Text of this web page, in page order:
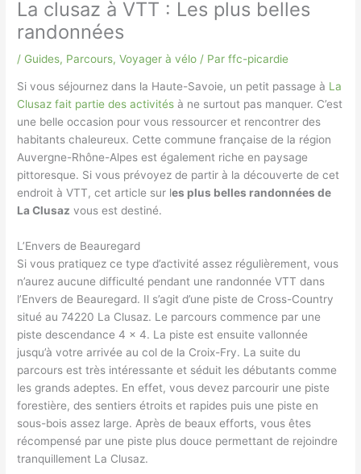
La clusaz à VTT : Les plus belles
randonnées
/ Guides, Parcours,Voyager à vélo / Parffc-picardie
Si vous séjournez dans la Haute-Savoie, un petit passage à La
Clusaz fait partie des activités à ne surtout pas manquer. C’est
une belle occasion pour vous ressourcer et rencontrer des
habitants chaleureux. Cette commune française de la région
Auvergne-Rhône-Alpes est également riche en paysage
pittoresque. Si vous prévoyez de partir à la découverte de cet
endroit à VTT, cet article sur les plus belles randonnées de
La Clusaz vous est destiné.
L’Envers de Beauregard
Si vous pratiquez ce type d’activité assez régulièrement, vous
n’aurez aucune difficulté pendant une randonnée VTT dans
l’Envers de Beauregard. Il s’agit d’une piste de Cross-Country
situé au 74220 La Clusaz. Le parcours commence par une
piste descendance 4 x 4. La piste est ensuite vallonnée
jusqu’à votre arrivée au col de la Croix-Fry. La suite du
parcours est très intéressante et séduit les débutants comme
les grands adeptes. En effet, vous devez parcourir une piste
forestière, des sentiers étroits et rapides puis une piste en
sous-bois assez large. Après de beaux efforts, vous êtes
récompensé par une piste plus douce permettant de rejoindre
tranquillement La Clusaz.